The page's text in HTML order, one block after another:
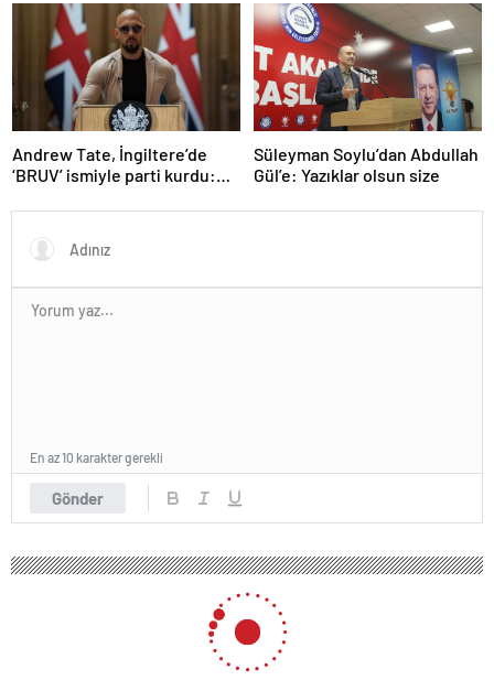
olarak değerlendirdi
Andrew Tate, İngiltere’de
‘BRUV’ ismiyle parti kurdu:
propagandasını
yasaklayacağız’
Süleyman Soylu’dan Abdullah
Gül’e: Yazıklar olsun size
Gönder
En az 10 karakter gerekli